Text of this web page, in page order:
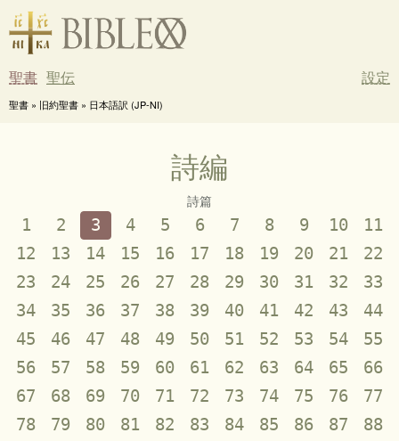
聖書 聖伝 設定
聖書 » 旧約聖書 » 日本語訳 (JP-NI)
詩編
詩篇
1 2 3 4 5 6 7 8 9 10
11
12
13 14 15 16 17 18 19 20 21
22
23
24 25 26 27 28 29 30 31 32
33
34
35 36 37 38 39 40 41 42 43
44
45
46 47 48 49 50 51 52 53 54
55
56
57 58 59 60 61 62 63 64 65
66
67
68 69 70 71 72 73 74 75 76
77
78
79 80 81 82 83 84 85 86 87
88